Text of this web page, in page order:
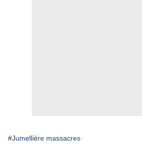
#Jumellière massacres